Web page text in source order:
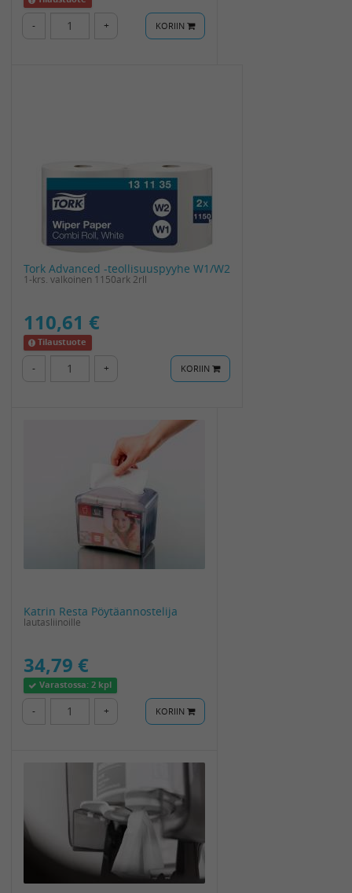
- + KORIIN
Tork Advanced -teollisuuspyyhe W1/W2
1-krs. valkoinen 1150ark 2rll
110,61 €
Tilaustuote
- + KORIIN
Katrin Resta Pöytäannostelija
lautasliinoille
34,79 €
Varastossa:2 kpl
- + KORIIN